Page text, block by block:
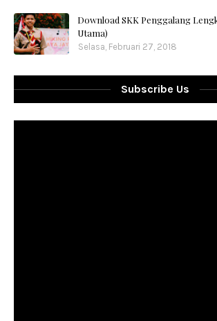
Download SKK Penggalang
Utama)
Selasa, Februari 27, 2018
Subscribe Us